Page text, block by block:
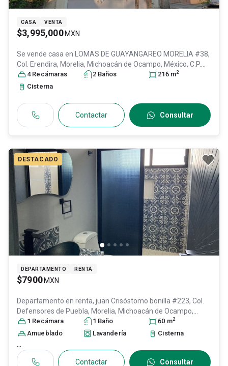
CASA VENTA
$3,995,000 MXN
Se vende casa en
LOMAS DE GUAYANGAREO MORELIA #38,
Col. Erendira, Morelia, Michoacán de Ocampo, México, C.P.
58240, ID:28276557
4 Recámaras 2 Baños 216 m2
Cisterna
Contactar Consultar
DESTACADO
DEPARTAMENTO RENTA
$7900 MXN
Departamento en renta, juan Crisóstomo bonilla #223, Col.
Defensores de Puebla, Morelia, Michoacán de Ocampo,
México, C.P. 58147 , ID: 25980995
1 Recámara 1 Baño 60 m2
Amueblado Lavandería Cisterna
...
Contactar Consultar